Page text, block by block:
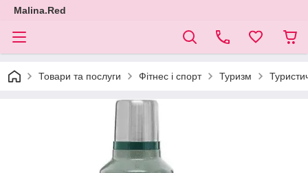
Malina.Red
Товари та послуги Фітнес і спорт Туризм